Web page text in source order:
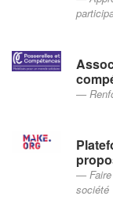
société